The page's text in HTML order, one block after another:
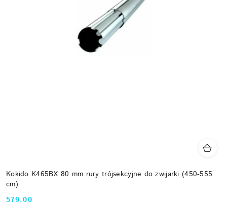
Kokido K465BX 80 mm rury trójsekcyjne do zwijarki (450-555
cm)
579.00